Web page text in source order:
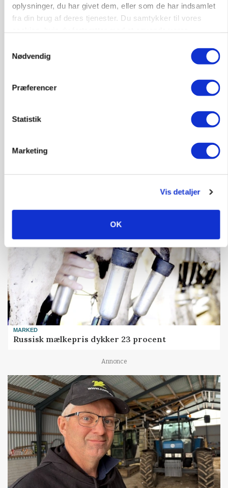
oplysninger, du har givet dem, eller som de har indsamlet
fra din brug af deres tjenester. Du samtykker til vores
Nødvendig
Præferencer
Statistik
Marketing
Vis detaljer
OK
GRISE
Rådgiver om DB-Tjek: Små justeringer kan give
Loading...
MARKED
Russisk mælkepris dykker 23 procent
Annonce